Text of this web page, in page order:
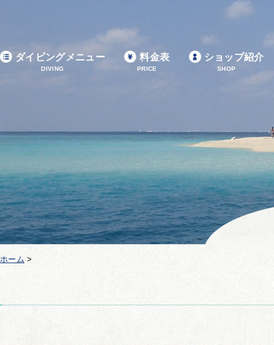
ダイビングメニュー
DIVING
料金表
PRICE
ショップ紹介
SHOP
ホーム >